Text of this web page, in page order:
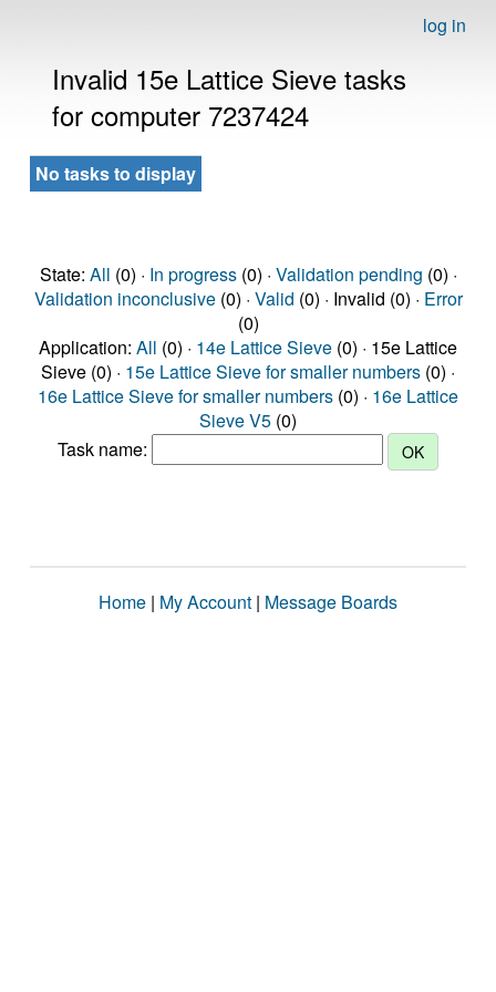
log in
Invalid 15e Lattice Sieve tasks
for computer 7237424
No tasks to display
State: All (0) · In progress(0) · Validation pending (0) ·
Validation inconclusive(0) · Valid (0) · Invalid (0) · Error
(0)
Application: All (0) · 14e Lattice Sieve (0) · 15e Lattice
Sieve (0) · 15e Lattice Sieve for smaller numbers (0) ·
16e Lattice Sieve for smaller numbers (0) · 16e Lattice
Sieve V5 (0)
Task name:
Home | My Account | Message Boards